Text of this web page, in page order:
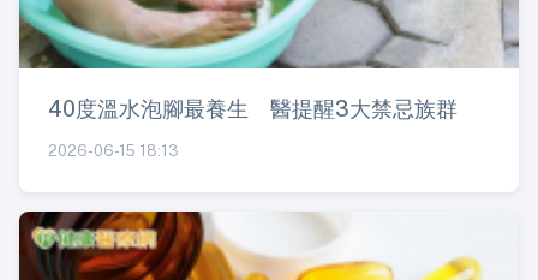
40度溫水泡腳最養生 醫提醒3大禁忌族群
2026-06-15 18:13